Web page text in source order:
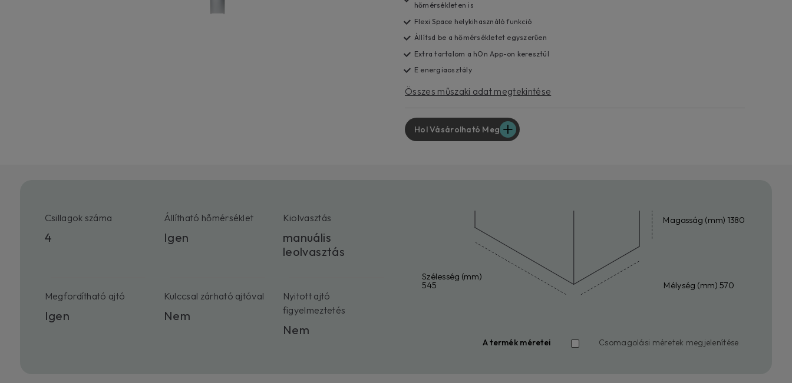
hőmérsékleten is
Flexi Space helykihasználó funkció
Állítsd be a hőmérsékletet egyszerűen
Extra tartalom a hOn App-on keresztül
E energiaosztály
Összes műszaki adat megtekintése
Hol Vásárolható Meg
Csillagok száma
4
Állítható hőmérséklet
Igen
Kiolvasztás
manuális
leolvasztás
Megfordítható ajtó
Igen
Kulccsal zárható ajtóval
Nem
Nyitott ajtó
figyelmeztetés
Nem
Magasság (mm) 1380
Mélység (mm) 570
Szélesség (mm)
545
A termék méretei Csomagolási méretek megjelenítése